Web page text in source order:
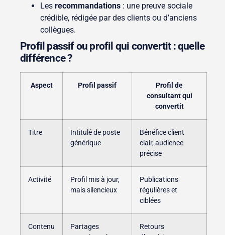
Les recommandations : une preuve sociale
crédible, rédigée par des clients ou d’anciens
collègues.
Profil passif ou profil qui convertit : quelle
différence ?
Aspect Profil passif
Profil de
consultant qui
convertit
Titre
Intitulé de poste
générique
Bénéfice client
clair, audience
précise
Activité
Profil mis à jour,
mais silencieux
Publications
régulières et
ciblées
Contenu
Partages
Retours